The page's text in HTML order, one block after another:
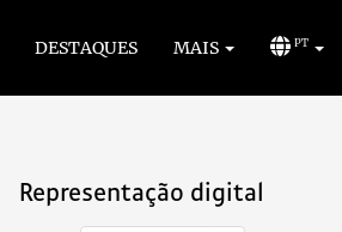
DESTAQUES MAIS PT
Representação digital